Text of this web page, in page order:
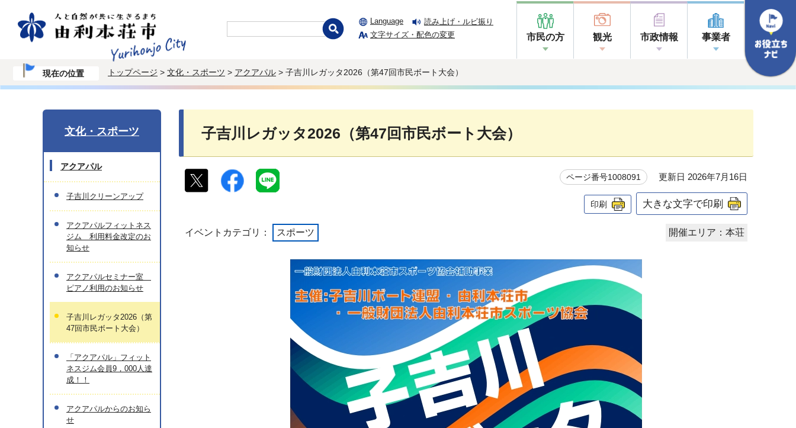
Language
読み上げ・ルビ振り
文字サイズ・配色の変更
市民の方 観光 市政情報 事業者
現在の位置 トップページ > 文化・スポーツ > アクアパル > 子吉川レガッタ2026（第47回市民ボート大会）
子吉川レガッタ2026（第47回市民ボート大会）
ページ番号1008091 更新日 2026年7月16日
印刷 大きな文字で印刷
イベントカテゴリ： スポーツ 開催エリア：本荘
文化・スポーツ
アクアパル
子吉川クリーンアップ
アクアパルフィットネス
ジム 利用料金改定のお
知らせ
アクアパルセミナー室
ピアノ利用のお知らせ
子吉川レガッタ2026（第
47回市民ボート大会）
「アクアパル」フィット
ネスジム会員9，000人達
成！！
アクアパルからのお知ら
せ